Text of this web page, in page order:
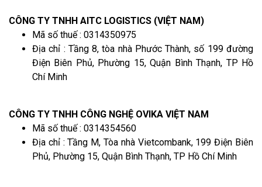
CÔNG TY TNHH AITC LOGISTICS (VIỆT NAM)
Mã số thuế : 0314350975
Địa chỉ : Tầng 8, tòa nhà Phước Thành, số 199 đường
Điện Biên Phủ, Phường 15, Quận Bình Thạnh, TP Hồ
Chí Minh
CÔNG TY TNHH CÔNG NGHỆ OVIKA VIỆT NAM
Mã số thuế : 0314354560
Địa chỉ : Tầng M, Tòa nhà Vietcombank, 199 Điện Biên
Phủ, Phường 15, Quận Bình Thạnh, TP Hồ Chí Minh